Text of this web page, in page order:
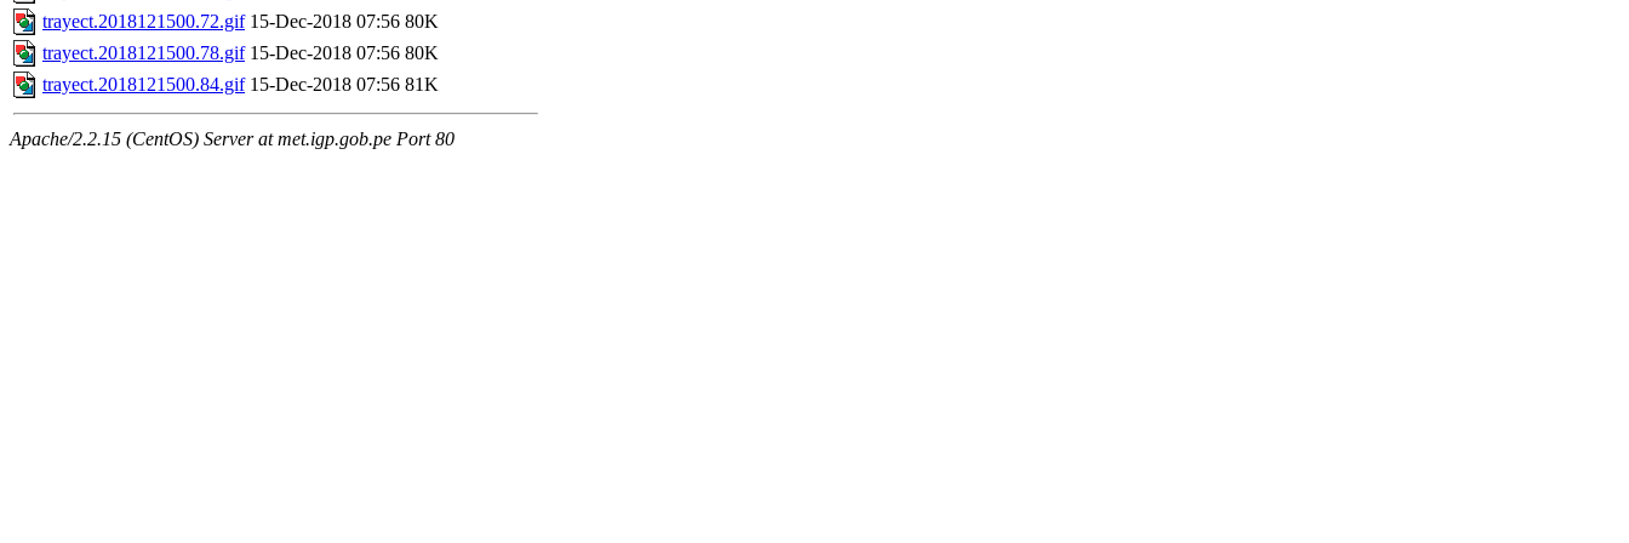
trayect.2018121500.72.gif 15-Dec-2018 07:56 80K
trayect.2018121500.78.gif 15-Dec-2018 07:56 80K
trayect.2018121500.84.gif 15-Dec-2018 07:56 81K
Apache/2.2.15 (CentOS) Server at met.igp.gob.pe Port 80